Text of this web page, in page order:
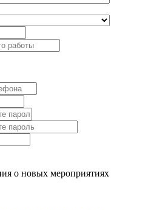
о новых мероприятиях